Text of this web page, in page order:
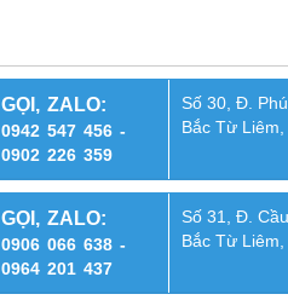
GỌI, ZALO:
0942 547 456 -
0902 226 359
Số 30, Đ.
Bắc Từ
GỌI, ZALO:
0906 066 638 -
0964 201 437
Số 31, Đ.
Bắc Từ